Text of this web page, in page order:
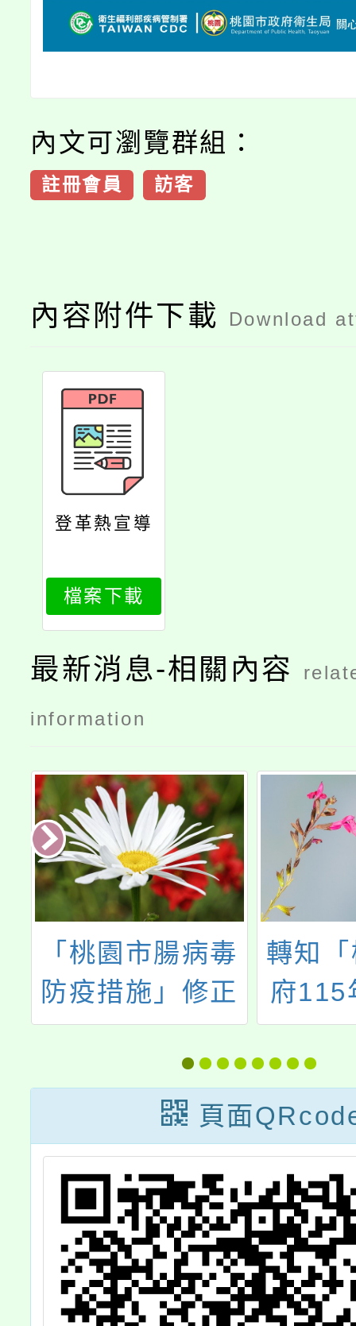
內文可瀏覽群組：
註冊會員 訪客
內容附件下載 Download
登革熱宣導
檔案下載
最新消息-相關內容
information
「桃園市腸病毒
防疫措施」修正
公告
轉知
府115
家庭
害及
工作
團體
揚」
（自
份，
躍薦
頁面